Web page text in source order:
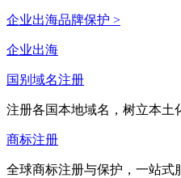
企业出海品牌保护 >
企业出海
国别域名注册
注册各国本地域名，树立本土
商标注册
全球商标注册与保护，一站式